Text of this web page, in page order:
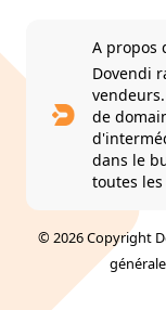
A propos
Dovendi
de
dans le
toutes
© 2026 Copyright